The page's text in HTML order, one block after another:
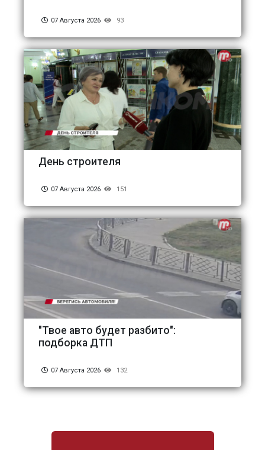
07 Августа 2026 93
День строителя
07 Августа 2026 151
"Твое авто будет разбито":
подборка ДТП
07 Августа 2026 132